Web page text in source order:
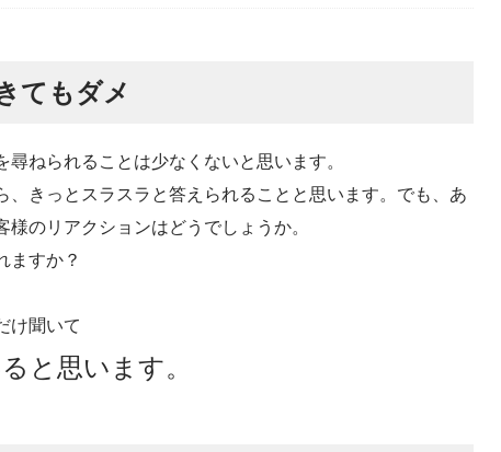
てもダメ
ねられることは少なくないと思います。
、きっとスラスラと答えられることと思います。でも、あ
のリアクションはどうでしょうか。
ますか？
け聞いて
と思います。